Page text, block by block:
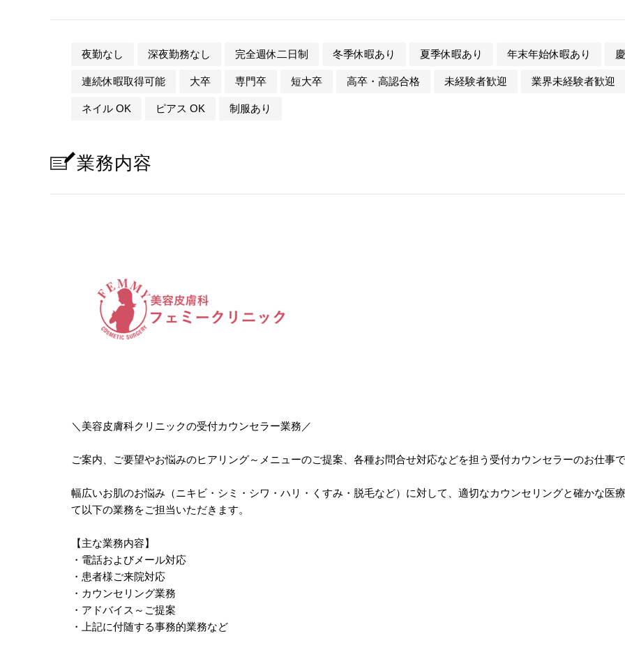
夜勤なし 深夜勤務なし 完全週休二日制 冬季休暇あり 夏季休暇あり 年末年始休暇あり
連続休暇取得可能 大卒 専門卒 短大卒 高卒・高認合格 未経験者歓迎 業界未経験者歓迎
ネイル OK ピアス OK 制服あり
業務内容
＼美容皮膚科クリニックの受付カウンセラー業務／
ご案内、ご要望やお悩みのヒアリング～メニューのご提案、各種お問合せ対応などを担う受付カウンセラーのお仕事
幅広いお肌のお悩み（ニキビ・シミ・シワ・ハリ・くすみ・脱毛など）に対して、適切なカウンセリングと確かな医
て以下の業務をご担当いただきます。
【主な業務内容】
・電話およびメール対応
・患者様ご来院対応
・カウンセリング業務
・アドバイス～ご提案
・上記に付随する事務的業務など